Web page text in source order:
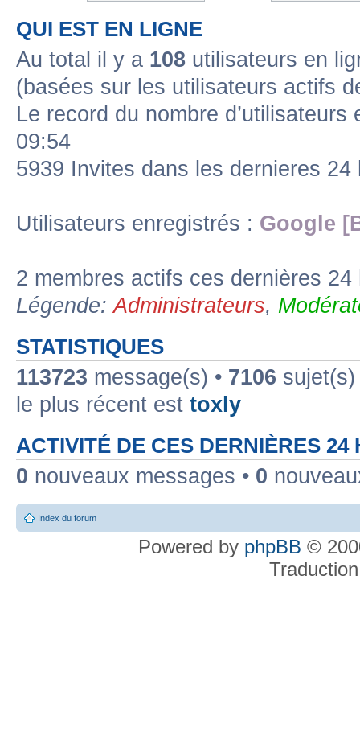
QUI EST EN LIGNE
Au total il y a 108 utilisateurs en
(basées sur les utilisateurs actifs
Le record du nombre
09:54
5939 Invites dans les dernieres 24
Utilisateurs enregistrés : Google
2 membres actifs ces dernières
Légende:Administrateurs,
STATISTIQUES
113723 message(s) • 7106
le plus récent est toxly
ACTIVITÉ DE CES DERNIÈRES 24
0 nouveaux messages • 0
Index du forum
Powered by phpBB ©